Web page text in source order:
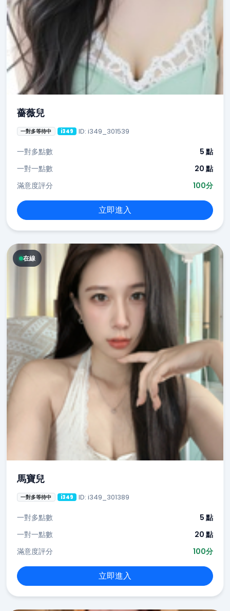
薔薇兒
一對多等待中 i349 ID: i349_301539
一對多點數
5 點
一對一點數
20 點
滿意度評分
100分
立即進入
在線
馬寶兒
一對多等待中 i349 ID: i349_301389
一對多點數
5 點
一對一點數
20 點
滿意度評分
100分
立即進入